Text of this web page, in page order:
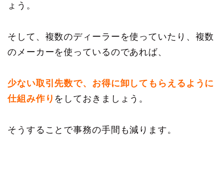
ょう。
そして、複数のディーラーを使っていたり、複数
のメーカーを使っているのであれば、
少ない取引先数で、お得に卸してもらえるように
仕組み作り をしておきましょう。
そうすることで事務の手間も減ります。